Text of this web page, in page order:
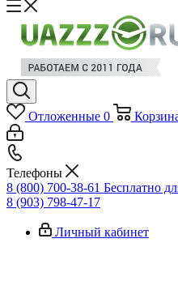
Отложенные 0
Телефоны
8 (800) 700-38-61 Бесплатно
8 (903) 798-47-17
Личный кабинет